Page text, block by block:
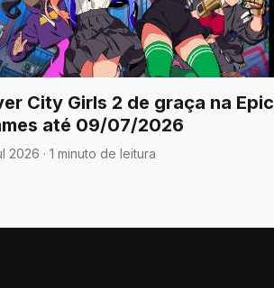
City Girls 2 de graça na Epic
até 09/07/2026
2026 · 1 minuto de leitura